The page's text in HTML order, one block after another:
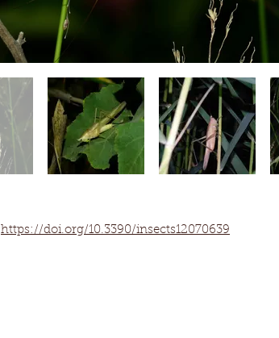
https://doi.org/10.3390/insects12070639